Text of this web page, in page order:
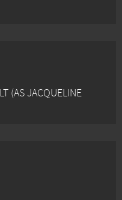
(AS JACQUELINE